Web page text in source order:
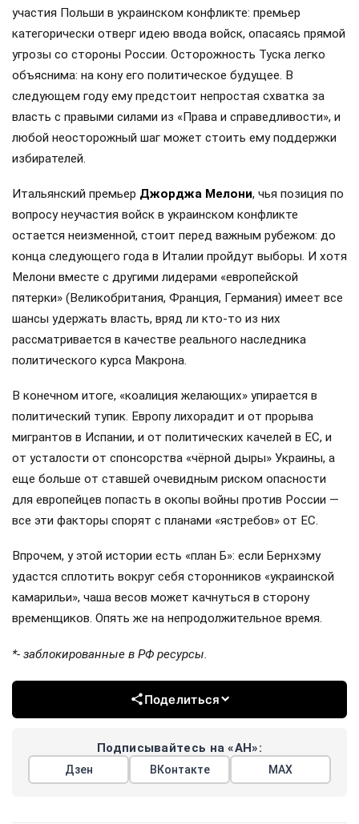
участия Польши в украинском конфликте: премьер
категорически отверг идею ввода войск, опасаясь прямой
угрозы со стороны России. Осторожность Туска легко
объяснима: на кону его политическое будущее. В
следующем году ему предстоит непростая схватка за
власть с правыми силами из «Права и справедливости», и
любой неосторожный шаг может стоить ему поддержки
избирателей.
Итальянский премьер Джорджа Мелони, чья позиция по
вопросу неучастия войск в украинском конфликте
остается неизменной, стоит перед важным рубежом: до
конца следующего года в Италии пройдут выборы. И хотя
Мелони вместе с другими лидерами «европейской
пятерки» (Великобритания, Франция, Германия) имеет все
шансы удержать власть, вряд ли кто-то из них
рассматривается в качестве реального наследника
политического курса Макрона.
В конечном итоге, «коалиция желающих» упирается в
политический тупик. Европу лихорадит и от прорыва
мигрантов в Испании, и от политических качелей в ЕС, и
от усталости от спонсорства «чёрной дыры» Украины, а
еще больше от ставшей очевидным риском опасности
для европейцев попасть в окопы войны против России —
все эти факторы спорят с планами «ястребов» от ЕС.
Впрочем, у этой истории есть «план Б»: если Бернхэму
удастся сплотить вокруг себя сторонников «украинской
камарильи», чаша весов может качнуться в сторону
временщиков. Опять же на непродолжительное время.
*- заблокированные в РФ ресурсы.
Поделиться
Подписывайтесь на «АН»:
Дзен ВКонтакте МАХ